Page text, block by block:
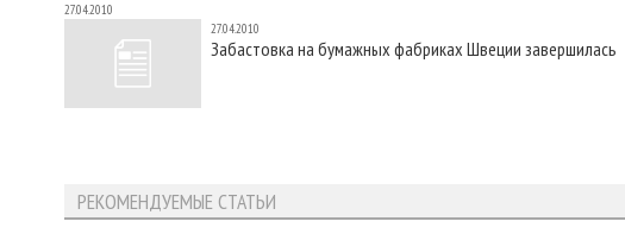
27.04.2010
27.04.2010
Забастовка на бумажных фабриках Швеции завершилась
РЕКОМЕНДУЕМЫЕ СТАТЬИ